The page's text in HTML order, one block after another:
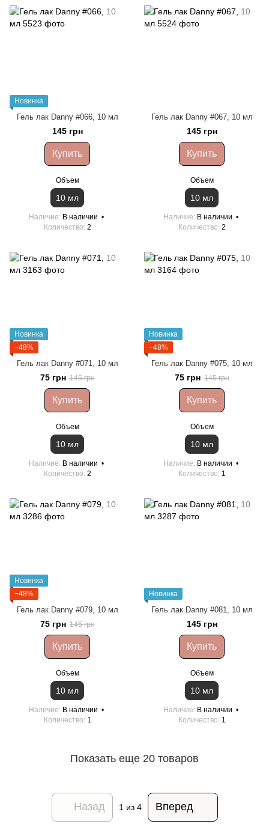
Новинка
Гель лак Danny #066, 10 мл
145 грн
Купить
Объем
10 мл
Наличие В наличии
Количество 2
Гель лак Danny #067, 10 мл
145 грн
Купить
Объем
10 мл
Наличие В наличии
Количество 2
Новинка
−48%
Гель лак Danny #071, 10 мл
75 грн 145 грн
Купить
Объем
10 мл
Наличие В наличии
Количество 2
Новинка
−48%
Гель лак Danny #075, 10 мл
75 грн 145 грн
Купить
Объем
10 мл
Наличие В наличии
Количество 1
Новинка
−48%
Гель лак Danny #079, 10 мл
75 грн 145 грн
Купить
Объем
10 мл
Наличие В наличии
Количество 1
Новинка
Гель лак Danny #081, 10 мл
145 грн
Купить
Объем
10 мл
Наличие В наличии
Количество 1
Показать еще 20 товаров
Назад 1 из 4 Вперед